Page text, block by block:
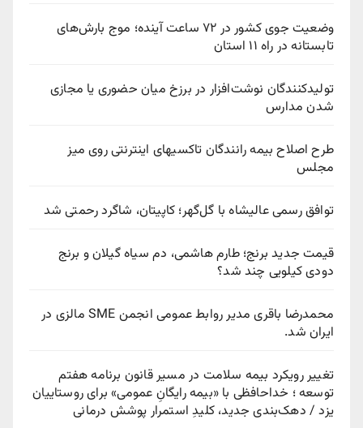
وضعیت جوی کشور در ۷۲ ساعت آینده؛ موج بارش‌های
تابستانه در راه ۱۱ استان
تولیدکنندگان نوشت‌افزار در برزخ میان حضوری یا مجازی
شدن مدارس
طرح اصلاح بیمه رانندگان تاکسیهای اینترنتی روی میز
مجلس
توافق رسمی عالیشاه با گل‌گهر؛ کاپیتان، شاگرد رحمتی شد
قیمت جدید برنج؛ طارم هاشمی، دم سیاه گیلان و برنج
دودی کیلویی چند شد؟
محمدرضا باقری مدیر روابط عمومی انجمن SME مالزی در
ایران شد.
تغییر رویکرد بیمه سلامت در مسیر قانون برنامه هفتم
توسعه ؛ خداحافظی با «بیمه رایگانِ عمومی» برای روستاییان
یزد / دهک‌بندی جدید، کلیدِ استمرار پوشش درمانی